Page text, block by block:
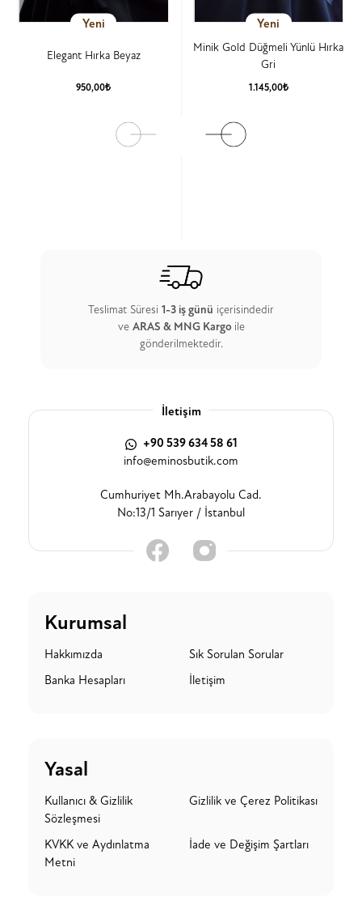
Yeni
Elegant Hırka Beyaz
950,00₺
Yeni
Minik Gold Düğmeli Yünlü Hırka
Gri
1.145,00₺
Teslimat Süresi 1-3 iş günü içerisindedir
ve ARAS & MNG Kargo ile
gönderilmektedir.
İletişim
+90 539 634 58 61
info@eminosbutik.com
Cumhuriyet Mh.Arabayolu Cad.
No:13/1 Sarıyer / İstanbul
Kurumsal
Hakkımızda
Sık Sorulan Sorular
Banka Hesapları
İletişim
Yasal
Kullanıcı & Gizlilik
Sözleşmesi
Gizlilik ve Çerez Politikası
KVKK ve Aydınlatma
Metni
İade ve Değişim Şartları